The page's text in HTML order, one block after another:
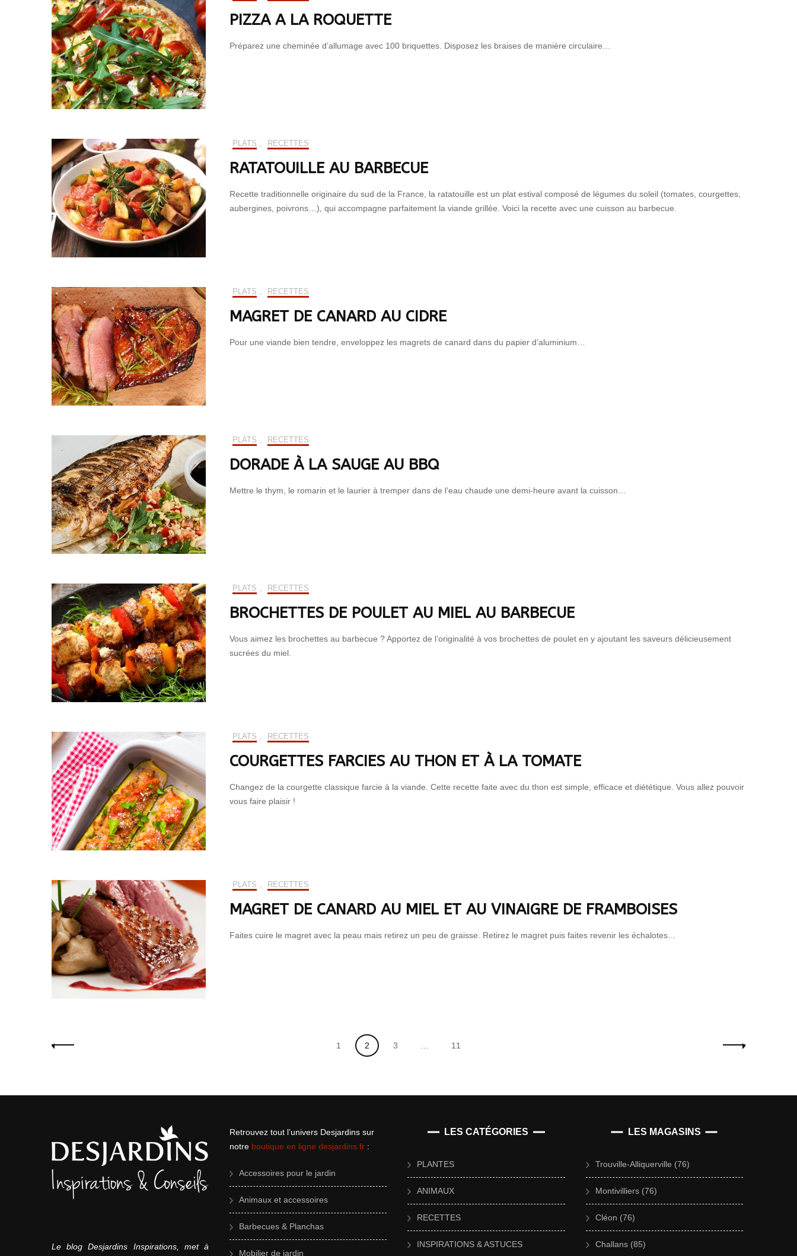
PIZZA A LA ROQUETTE
Préparez une cheminée d’allumage avec 100 briquettes. Disposez les braises de manière circulaire…
PLATS RECETTES
RATATOUILLE AU BARBECUE
Recette traditionnelle originaire du sud de la France, la ratatouille est un plat estival composé de légumes du soleil (tomates, courgettes,
aubergines, poivrons…), qui accompagne parfaitement la viande grillée. Voici la recette avec une cuisson au barbecue.
PLATS RECETTES
MAGRET DE CANARD AU CIDRE
Pour une viande bien tendre, enveloppez les magrets de canard dans du papier d’aluminium…
PLATS RECETTES
DORADE À LA SAUGE AU BBQ
Mettre le thym, le romarin et le laurier à tremper dans de l’eau chaude une demi-heure avant la cuisson…
PLATS RECETTES
BROCHETTES DE POULET AU MIEL AU BARBECUE
Vous aimez les brochettes au barbecue ? Apportez de l’originalité à vos brochettes de poulet en y ajoutant les saveurs délicieusement
sucrées du miel.
PLATS RECETTES
COURGETTES FARCIES AU THON ET À LA TOMATE
Changez de la courgette classique farcie à la viande. Cette recette faite avec du thon est simple, efficace et diététique. Vous allez pouvoir
vous faire plaisir !
PLATS RECETTES
MAGRET DE CANARD AU MIEL ET AU VINAIGRE DE FRAMBOISES
Faites cuire le magret avec la peau mais retirez un peu de graisse. Retirez le magret puis faites revenir les échalotes…
Navigation
Page
1 Page
2 Page
3 Page
11
Le blog Desjardins Inspirations, met à
Retrouvez tout l’univers Desjardins sur
notre boutique en ligne desjardins.fr :
Accessoires pour le jardin
Animaux et accessoires
Barbecues & Planchas
Mobilier de jardin
LES CATÉGORIES
PLANTES
ANIMAUX
RECETTES
INSPIRATIONS & ASTUCES
LES MAGASINS
Trouville-Alliquerville (76)
Montivilliers (76)
Cléon (76)
Challans (85)